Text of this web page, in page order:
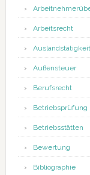
Arbeitsrecht
Außensteuer
Berufsrecht
Betriebsprüfung
Betriebsstätten
Bewertung
Bibliographie